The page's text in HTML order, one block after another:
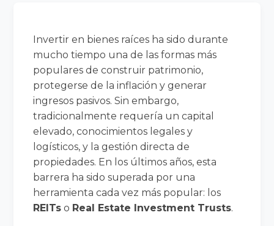
Invertir en bienes raíces ha sido durante
mucho tiempo una de las formas más
populares de construir patrimonio,
protegerse de la inflación y generar
ingresos pasivos. Sin embargo,
tradicionalmente requería un capital
elevado, conocimientos legales y
logísticos, y la gestión directa de
propiedades. En los últimos años, esta
barrera ha sido superada por una
herramienta cada vez más popular: los
REITs o Real Estate Investment Trusts.